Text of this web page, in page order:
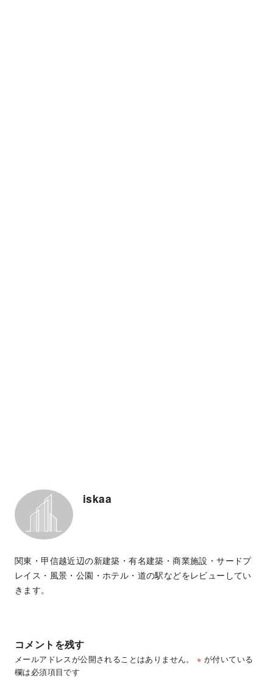
iskaa
関東・甲信越近辺の新建築・有名建築・商業施設・サードプ
レイス・風景・公園・ホテル・道の駅などをレビューしてい
きます。
コメントを残す
メールアドレスが公開されることはありません。 ※ が付いている
欄は必須項目です